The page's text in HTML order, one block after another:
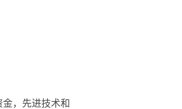
金，先进技术和